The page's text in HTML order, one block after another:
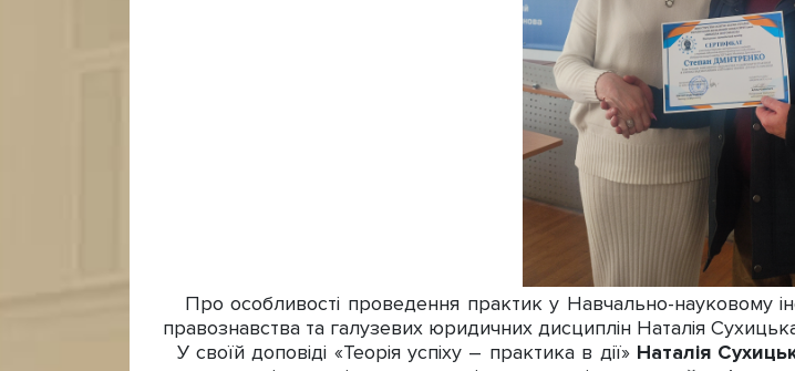
Про особливості проведення практик у Навчально-науковому
правознавства та галузевих юридичних дисциплін Наталія
У своїй доповіді «Теорія успіху – практика в дії» Наталія